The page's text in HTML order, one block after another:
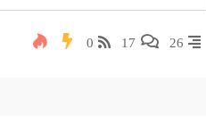
26
17
0